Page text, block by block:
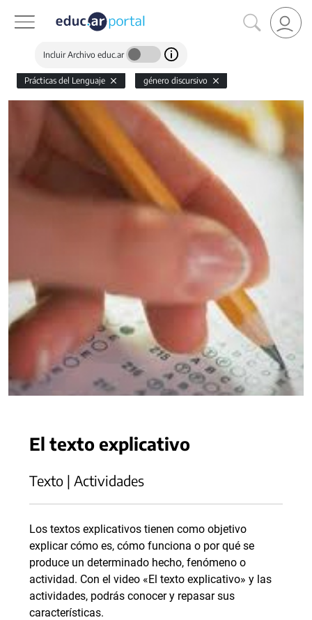
Incluir Archivo educ.ar
Prácticas del Lenguaje género discursivo
El texto explicativo
Texto | Actividades
Los textos explicativos tienen como objetivo
explicar cómo es, cómo funciona o por qué se
produce un determinado hecho, fenómeno o
actividad. Con el video «El texto explicativo» y las
actividades, podrás conocer y repasar sus
características.